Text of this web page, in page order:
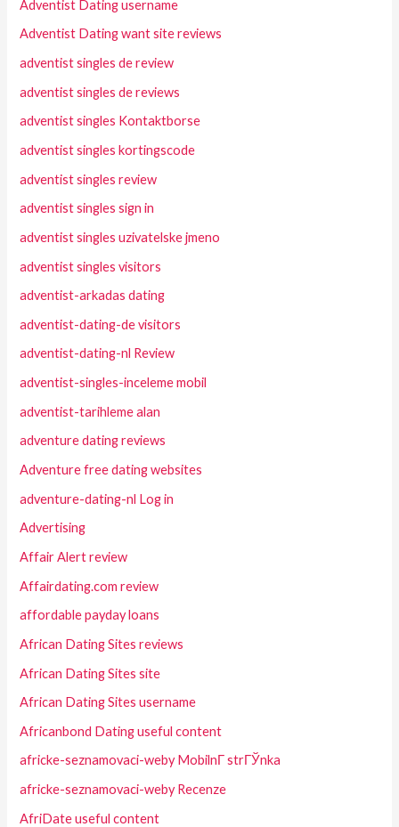
Adventist Dating username
Adventist Dating want site reviews
adventist singles de review
adventist singles de reviews
adventist singles Kontaktborse
adventist singles kortingscode
adventist singles review
adventist singles sign in
adventist singles uzivatelske jmeno
adventist singles visitors
adventist-arkadas dating
adventist-dating-de visitors
adventist-dating-nl Review
adventist-singles-inceleme mobil
adventist-tarihleme alan
adventure dating reviews
Adventure free dating websites
adventure-dating-nl Log in
Advertising
Affair Alert review
Affairdating.com review
affordable payday loans
African Dating Sites reviews
African Dating Sites site
African Dating Sites username
Africanbond Dating useful content
africke-seznamovaci-weby MobilnГ­ strГЎnka
africke-seznamovaci-weby Recenze
AfriDate useful content